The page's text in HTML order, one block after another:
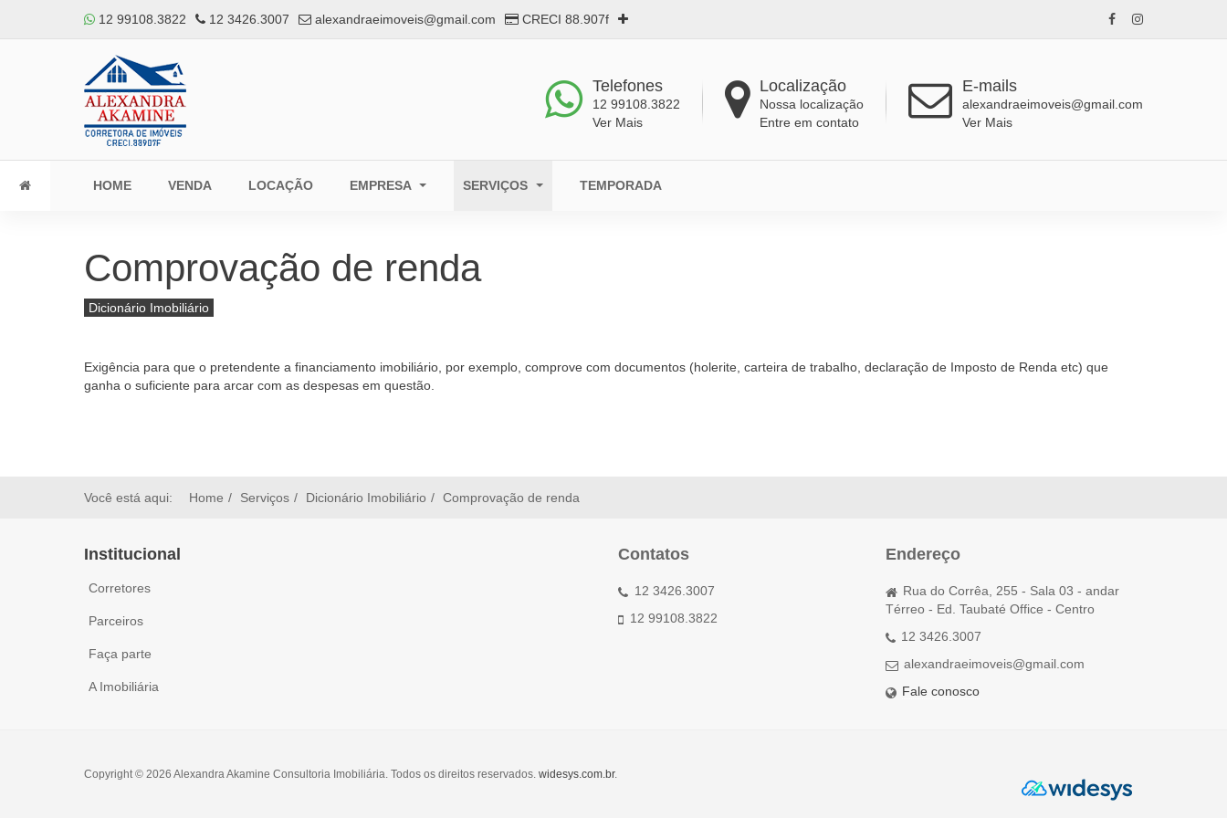
12 99108.3822 12 3426.3007 alexandraeimoveis@gmail.com CRECI 88.907f
Telefones
12 99108.3822
Ver Mais
Localização
Nossa localização
Entre em contato
E-mails
alexandraeimoveis@gmail.com
Ver Mais
HOME VENDA LOCAÇÃO EMPRESA SERVIÇOS TEMPORADA
Comprovação de renda
Dicionário Imobiliário
Exigência para que o pretendente a financiamento imobiliário, por exemplo, comprove com documentos (holerite, carteira de trabalho, declaração de Imposto de Renda etc) que
ganha o suficiente para arcar com as despesas em questão.
Você está aqui: Home Serviços Dicionário Imobiliário Comprovação de renda
Institucional
Corretores
Parceiros
Faça parte
A Imobiliária
Contatos
12 3426.3007
12 99108.3822
Endereço
Rua do Corrêa, 255 - Sala 03 - andar
Térreo - Ed. Taubaté Office - Centro
12 3426.3007
alexandraeimoveis@gmail.com
Fale conosco
Copyright © 2026 Alexandra Akamine Consultoria Imobiliária. Todos os direitos reservados. widesys.com.br.